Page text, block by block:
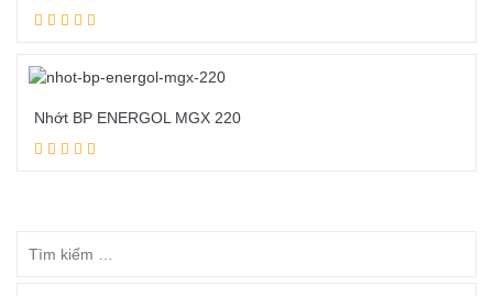
Nhớt BP ENERGOL MGX 220